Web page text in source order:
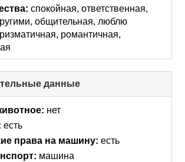
спокойная, ответственная,
общительная, люблю
романтичная,
данные
to
нет
есть
права на машину: есть
машина